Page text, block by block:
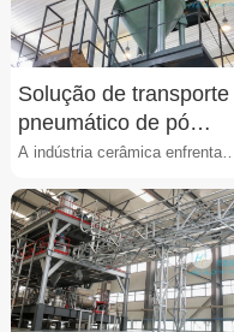
Solução de transporte
pneumático de pó
cerâmico
A indústria cerâmica enfrenta
manuseio de pós finos, ···